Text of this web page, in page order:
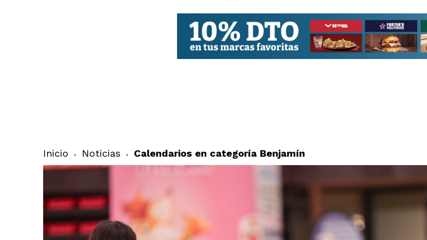
Inicio Noticias Calendarios en categoría Benjamín